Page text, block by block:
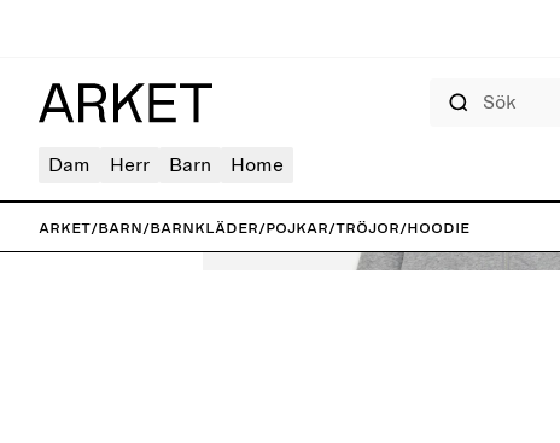
Dam Herr Barn Home
ARKET/Barn/Barnkläder/Pojkar/Tröjor/Hoodie